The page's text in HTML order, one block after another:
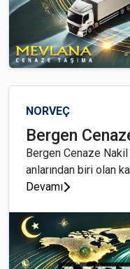
NORVEÇ
Bergen
Bergen Cenaze Nakil
anlarından biri olan
Devamı